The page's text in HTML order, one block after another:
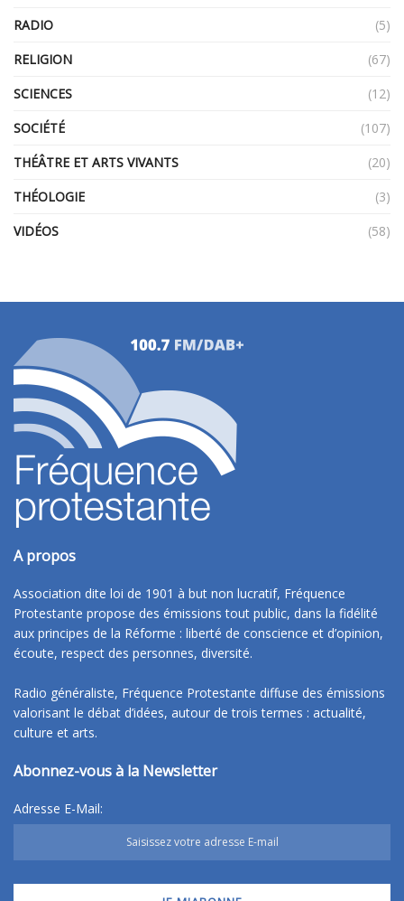
RADIO
(5)
RELIGION
(67)
SCIENCES
(12)
SOCIÉTÉ
(107)
THÉÂTRE ET ARTS VIVANTS
(20)
THÉOLOGIE
(3)
VIDÉOS
(58)
A propos
Association dite loi de 1901 à but non lucratif, Fréquence
Protestante propose des émissions tout public, dans la fidélité
aux principes de la Réforme : liberté de conscience et d’opinion,
écoute, respect des personnes, diversité.
Radio généraliste, Fréquence Protestante diffuse des émissions
valorisant le débat d’idées, autour de trois termes : actualité,
culture et arts.
Abonnez-vous à la Newsletter
Adresse E-Mail: